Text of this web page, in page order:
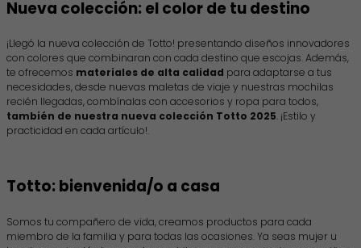
Nueva colección: el color de tu destino
¡Llegó la nueva colección de Totto! presentando diseños innovadores
con colores que combinaran con cada destino que escojas. Además,
te ofrecemos materiales de alta calidad para adaptarse a tus
necesidades, desde nuevas maletas de viaje y nuestras mochilas
recién llegadas, combínalas con accesorios y ropa para todos,
también de nuestra nueva colección Totto 2025. ¡Estilo y
practicidad en cada artículo!.
Totto: bienvenida/o a casa
Somos tu compañero de vida, creamos productos para cada
miembro de la familia y para todas las ocasiones. Ya seas mujer u